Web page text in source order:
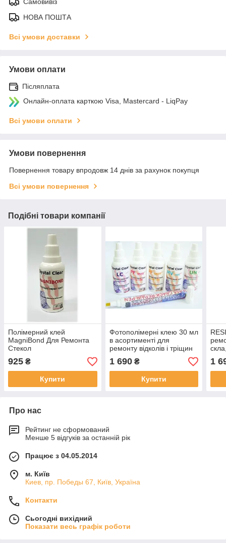
НОВА ПОШТА
Всі умови доставки
Умови оплати
Післяплата
Онлайн-оплата карткою Visa, Mastercard - LiqPay
Всі умови оплати
Умови повернення
Повернення товару впродовж 14 днів за рахунок покупця
Всі умови повернення
Подібні товари компанії
Полімерний клей
MagniBond Для Ремонта
Стекол
925 ₴
Купити
Фотополімерні клею 30 мл
в асортименті для
ремонту відколів і тріщин
лобових скел США 30 мл
1 690₴
Купити
1
Про нас
Рейтинг не сформований
Менше 5 відгуків за останній рік
Працює з 04.05.2014
м. Київ
Киев, пр. Победы 67, Київ, Україна
Контакти
Сьогодні вихідний
Показати весь графік роботи